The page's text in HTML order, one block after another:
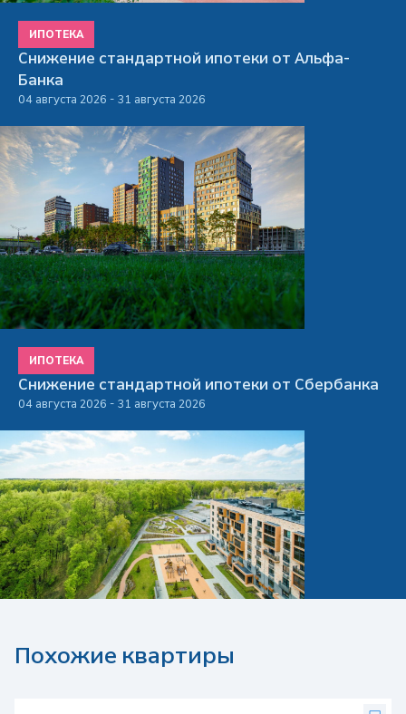
ИПОТЕКА
Снижение стандартной ипотеки от Альфа-
Банка
04 августа 2026 - 31 августа 2026
ИПОТЕКА
Снижение стандартной ипотеки от Сбербанка
04 августа 2026 - 31 августа 2026
Похожие квартиры